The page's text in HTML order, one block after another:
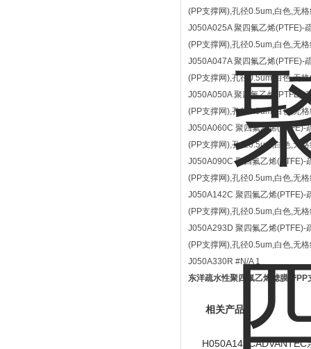
(PP支撑网),孔径0.5um,白色,无
J050A025A 聚四氟乙烯(PTFE)-
(PP支撑网),孔径0.5um,白色,无
J050A047A 聚四氟乙烯(PTFE)-
(PP支撑网),孔径0.5um,白色,无
J050A050A 聚四氟乙烯(PTFE)-
(PP支撑网),孔径0.5um,白色,无
J050A060C 聚四氟乙烯(PTFE)-
(PP支撑网),孔径0.5um,白色,无
J050A090C 聚四氟乙烯(PTFE)-
(PP支撑网),孔径0.5um,白色,无
J050A142C 聚四氟乙烯(PTFE)-
(PP支撑网),孔径0.5um,白色,无
J050A293D 聚四氟乙烯(PTFE)-
(PP支撑网),孔径0.5um,白色,无
J050A330R #N/A 1
东洋疏水性聚四氟乙烯滤膜带PP
相关产品